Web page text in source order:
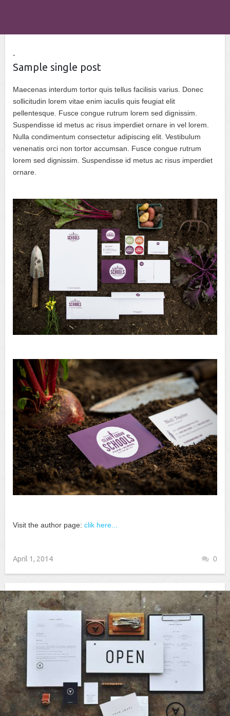
Sample single post
Maecenas interdum tortor quis tellus facilisis varius. Donec
sollicitudin lorem vitae enim iaculis quis feugiat elit
pellentesque. Fusce congue rutrum lorem sed dignissim.
Suspendisse id metus ac risus imperdiet ornare in vel lorem.
Nulla condimentum consectetur adipiscing elit. Vestibulum
venenatis orci non tortor accumsan. Fusce congue rutrum
lorem sed dignissim. Suspendisse id metus ac risus imperdiet
ornare.
Visit the author page: clik here...
April 1, 2014 0